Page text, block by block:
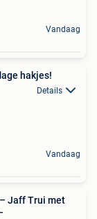
Vandaag
hakjes!
Details
Vandaag
Jaff Trui met